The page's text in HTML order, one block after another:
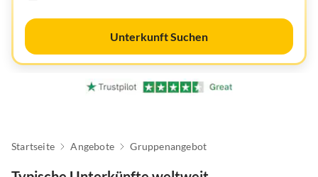
Unterkunft Suchen
Startseite Angebote Gruppenangebot